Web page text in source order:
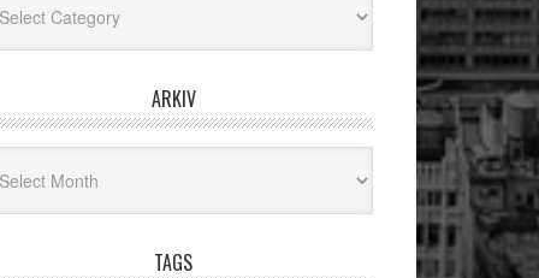
ARKIV
TAGS